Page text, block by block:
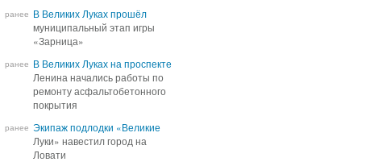
ранее В Великих Луках прошёл
муниципальный этап игры
«Зарница»
В Великих Луках прошёл
муниципальный этап игры
«Зарница»
ранее В Великих Луках на проспекте
Ленина начались работы по
ремонту асфальтобетонного
покрытия
В Великих Луках на проспекте
Ленина начались работы по
ремонту асфальтобетонного
покрытия
ранее Экипаж подлодки «Великие
Луки» навестил город на
Ловати
Экипаж подлодки «Великие
Луки» навестил город на
Ловати